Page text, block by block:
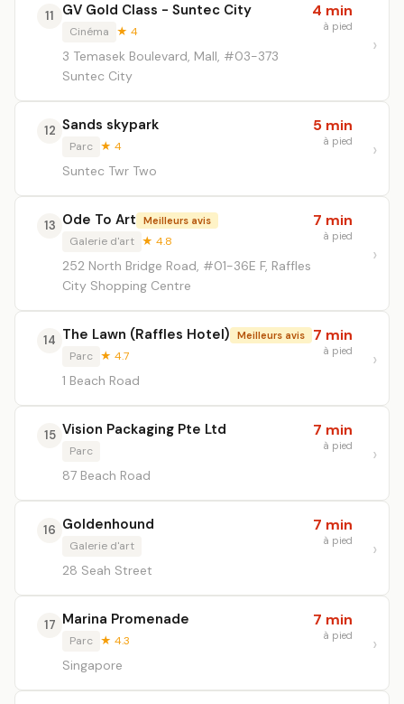
11 GV Gold Class - Suntec City
Cinéma ★ 4
3 Temasek Boulevard, Mall, #03-373
Suntec City
4 min
à pied
12 Sands skypark
Parc ★ 4
Suntec Twr Two
5 min
à pied
13 Ode To Art Meilleurs avis
Galerie d'art ★ 4.8
252 North Bridge Road, #01-36E F, Raffles
City Shopping Centre
7 min
à pied
14 The Lawn (Raffles Hotel) Meilleurs avis
Parc ★ 4.7
1 Beach Road
7 min
à pied
15 Vision Packaging Pte Ltd
Parc
87 Beach Road
7 min
à pied
16 Goldenhound
Galerie d'art
28 Seah Street
7 min
à pied
17 Marina Promenade
Parc ★ 4.3
Singapore
7 min
à pied